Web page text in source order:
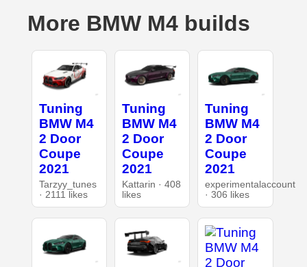
More BMW M4 builds
Tuning
BMW M4
2 Door
Coupe
2021
Tarzyy_tunes
· 2111 likes
Tuning
BMW M4
2 Door
Coupe
2021
Kattarin · 408
likes
Tuning
BMW M4
2 Door
Coupe
2021
experimentalaccount
· 306 likes